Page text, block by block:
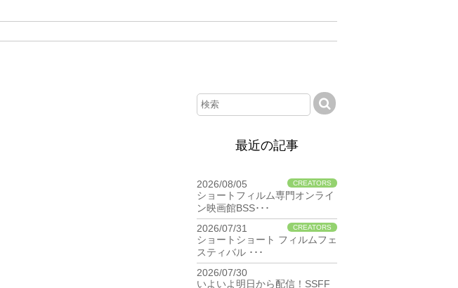
最近の記事
2026/08/05 CREATORS
ショートフィルム専門オンライ
ン映画館BSS･･･
2026/07/31
CREATORS
ショートショート フィルムフェ
スティバル ･･･
2026/07/30
いよいよ明日から配信！SSFF